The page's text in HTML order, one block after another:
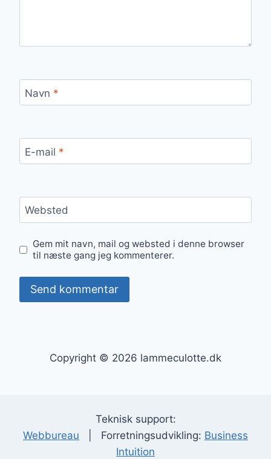
Navn *
E-mail *
Websted
Gem mit navn, mail og websted i denne browser
til næste gang jeg kommenterer.
Copyright © 2026 lammeculotte.dk
Teknisk support:
Webbureau | Forretningsudvikling: Business
Intuition